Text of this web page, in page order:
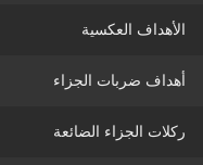
الأهداف العكسية
أهداف ضربات الجزاء
ركلات الجزاء الضائعة